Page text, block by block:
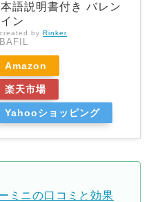
本語説明書付き バレン
ン
created by Rinker
BAFIL
Amazon
楽天市場
Yahooショッピング
ミニの口コミと効果